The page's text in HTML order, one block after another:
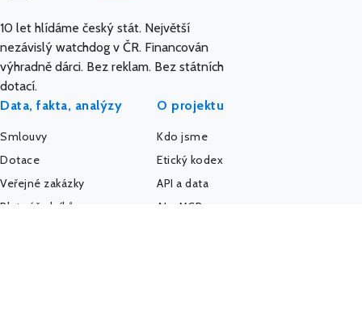
10 let hlídáme český stát. Největší
nezávislý watchdog v ČR. Financován
výhradně dárci. Bez reklam. Bez státních
dotací.
Data, fakta, analýzy
Smlouvy
Dotace
Veřejné zakázky
Platy úředníků
O projektu
Kdo jsme
Etický kodex
API a data
AI a MCP server